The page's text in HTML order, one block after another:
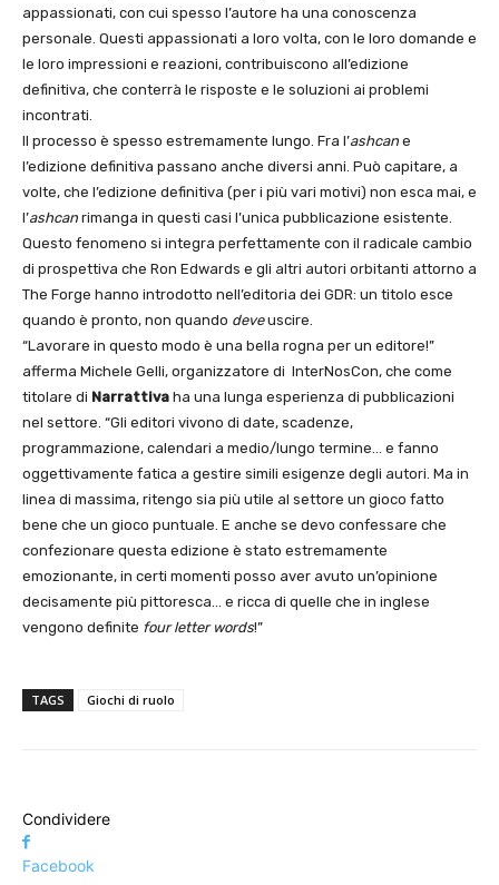
appassionati, con cui spesso l’autore ha una conoscenza
personale. Questi appassionati a loro volta, con le loro domande e
le loro impressioni e reazioni, contribuiscono all’edizione
definitiva, che conterrà le risposte e le soluzioni ai problemi
incontrati.
Il processo è spesso estremamente lungo. Fra l’ashcan e
l’edizione definitiva passano anche diversi anni. Può capitare, a
volte, che l’edizione definitiva (per i più vari motivi) non esca mai, e
l’ashcan rimanga in questi casi l’unica pubblicazione esistente.
Questo fenomeno si integra perfettamente con il radicale cambio
di prospettiva che Ron Edwards e gli altri autori orbitanti attorno a
The Forge hanno introdotto nell’editoria dei GDR: un titolo esce
quando è pronto, non quando deveuscire.
“Lavorare in questo modo è una bella rogna per un editore!”
afferma Michele Gelli, organizzatore di InterNosCon, che come
titolare di Narrattiva ha una lunga esperienza di pubblicazioni
nel settore. “Gli editori vivono di date, scadenze,
programmazione, calendari a medio/lungo termine… e fanno
oggettivamente fatica a gestire simili esigenze degli autori. Ma in
linea di massima, ritengo sia più utile al settore un gioco fatto
bene che un gioco puntuale. E anche se devo confessare che
confezionare questa edizione è stato estremamente
emozionante, in certi momenti posso aver avuto un’opinione
decisamente più pittoresca… e ricca di quelle che in inglese
vengono definite four letter words!”
TAGS Giochi di ruolo
Condividere
Facebook